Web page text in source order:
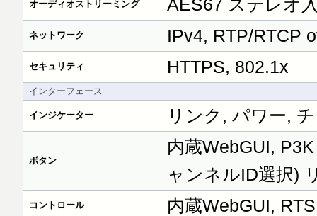
オーディオストリーミング AES67 ステレオ
ネットワーク IPv4, RTP/RTCP
セキュリティ HTTPS, 802.1x
インターフェース
インジケーター リンク, パワー,
ボタン
内蔵WebGUI,
ャンネルID選択)
コントロール 内蔵WebGUI,